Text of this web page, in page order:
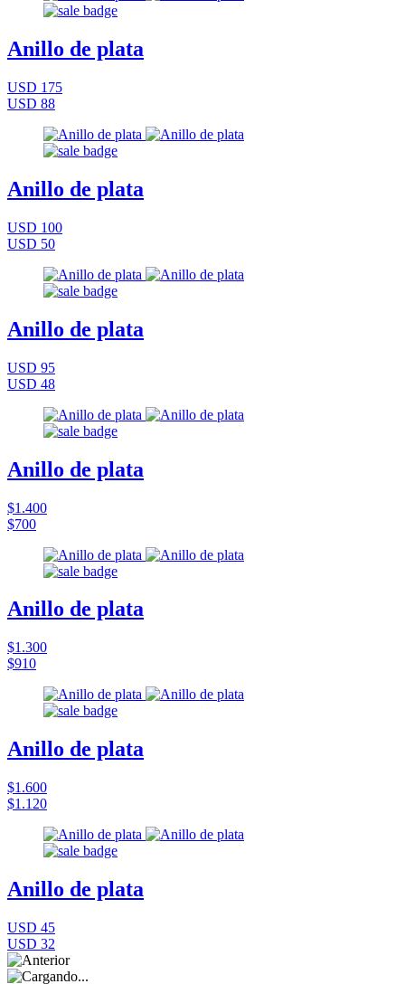
Anillo de plata
USD 175
USD 88
Anillo de plata
USD 100
USD 50
Anillo de plata
USD 95
USD 48
Anillo de plata
$1.400
$700
Anillo de plata
$1.300
$910
Anillo de plata
$1.600
$1.120
Anillo de plata
USD 45
USD 32